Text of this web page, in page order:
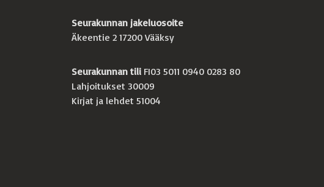
Seurakunnan jakeluosoite
Äkeentie 2 17200 Vääksy
Seurakunnan tili FI03 5011 0940 0283 80
Lahjoitukset 30009
Kirjat ja lehdet 51004